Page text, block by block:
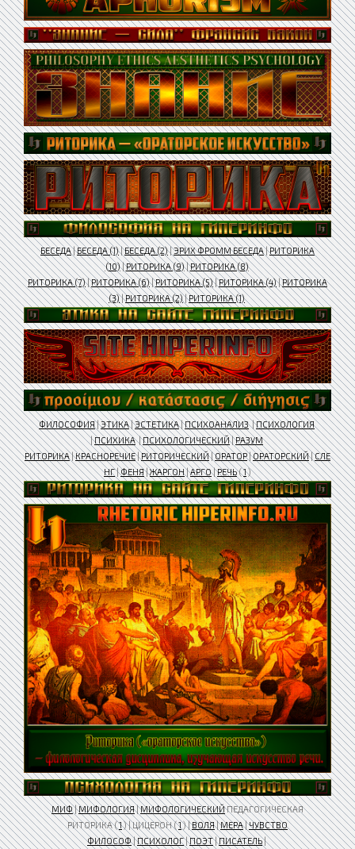
БЕСЕДА|БЕСЕДА (1)|БЕСЕДА (2)|ЭРИХ ФРОММ БЕСЕДА|РИТОРИКА
(10)|РИТОРИКА (9)|РИТОРИКА (8)
РИТОРИКА (7)|РИТОРИКА (6)|РИТОРИКА (5)|РИТОРИКА (4)|РИТОРИКА
(3)|РИТОРИКА (2)|РИТОРИКА (1)
ФИЛОСОФИЯ|ЭТИКА|ЭСТЕТИКА|ПСИХОАНАЛИЗ|ПСИХОЛОГИЯ
|ПСИХИКА|ПСИХОЛОГИЧЕСКИЙ|РАЗУМ
РИТОРИКА|КРАСНОРЕЧИЕ|РИТОРИЧЕСКИЙ|ОРАТОР|ОРАТОРСКИЙ|СЛЕ
НГ|ФЕНЯ|ЖАРГОН|АРГО|РЕЧЬ(1)
МИФ|МИФОЛОГИЯ|МИФОЛОГИЧЕСКИЙПЕДАГОГИЧЕСКАЯ
РИТОРИКА (1) | ЦИЦЕРОН (1) |ВОЛЯ|МЕРА|ЧУВСТВО
ФИЛОСОФ|ПСИХОЛОГ|ПОЭТ|ПИСАТЕЛЬ|